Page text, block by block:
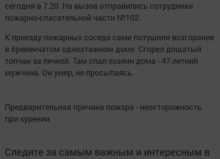
сегодня в 7.20. На вызов отправились сотрудники
пожарно-спасательной части №102.
К приезду пожарных соседи сами потушили возгорание
в бревенчатом одноэтажном доме. Сгорел дощатый
топчан за печкой. Там спал хозяин дома - 47-летний
мужчина. Он умер, не просыпаясь.
Предварительная причина пожара - неосторожность
при курении.
Следите за самым важным и интересным в